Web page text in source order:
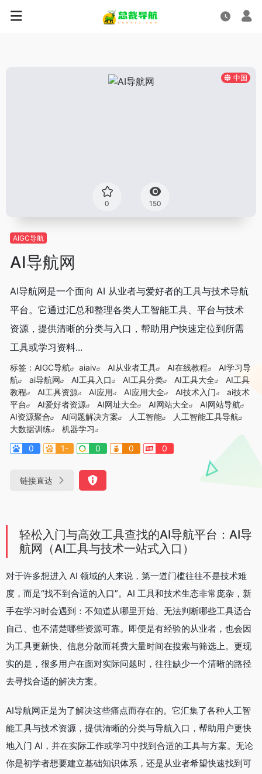
中国
0 150
AIGC导航
AI导航网
AI导航网是一个面向 AI 从业者与爱好者的工具与技术导航
平台。它通过汇总和整理各类人工智能工具、平台与技术
资源，提供清晰的分类与入口，帮助用户快速定位到所需
工具或学习资料...
标签： AIGC导航 aiaiv AI从业者工具 AI在线教程
AI学习导
航
ai导航网 AI工具入口 AI工具分类 AI工具大全
AI工具
教程
AI工具资源 AI应用 AI应用大全 AI技术入门
ai技术
平台
AI爱好者资源 AI网址大全 AI网站大全
AI网站导航
AI资源聚合
AI问题解决方案 人工智能
人工智能工具导航
大数据训练
机器学习
0
1- 0 0 0
链接直达
轻松入门与高效工具查找的AI导航平台：AI导
航网（AI工具与技术一站式入口）
对于许多想进入 AI 领域的人来说，第一道门槛往往不是技术难
度，而是“找不到合适的入口”。AI 工具和技术生态非常庞杂，新
手在学习时会遇到：不知道从哪里开始、无法判断哪些工具适合
自己、也不清楚哪些资源可靠。即便是有经验的从业者，也会因
为工具更新快、信息分散而耗费大量时间在搜索与筛选上。更现
实的是，很多用户在面对实际问题时，往往缺少一个清晰的路径
去寻找合适的解决方案。
AI导航网正是为了解决这些痛点而存在的。它汇集了各种人工智
能工具与技术资源，提供清晰的分类与导航入口，帮助用户更快
地入门 AI，并在实际工作或学习中找到合适的工具与方案。无论
你是初学者想要建立基础知识体系，还是从业者希望快速找到可